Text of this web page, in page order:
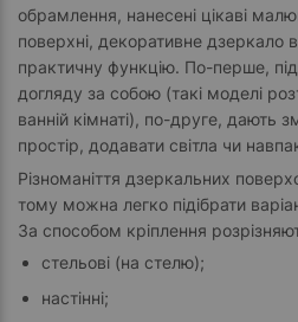
обрамлення, нанесені цікаві
поверхні, декоративне дзеркало
практичну функцію. По-перше,
догляду за собою (такі моделі
ванній кімнаті), по-друге, дають
простір, додавати світла чи
Різноманіття дзеркальних
тому можна легко підібрати
За способом кріплення
стельові (на стелю);
настінні;